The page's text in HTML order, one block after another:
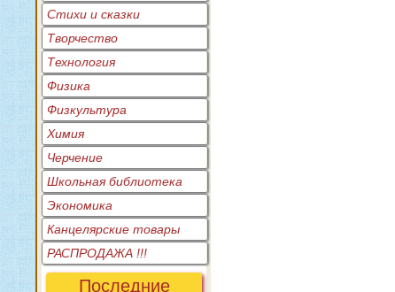
Стихи и сказки
Творчество
Технология
Физика
Физкультура
Химия
Черчение
Школьная библиотека
Экономика
Канцелярские товары
РАСПРОДАЖА !!!
Последние